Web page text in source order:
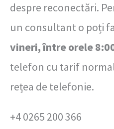
despre reconectări.
un consultant o poți
vineri, între orele
telefon cu tarif
rețea de telefonie.
+4 0265 200 366